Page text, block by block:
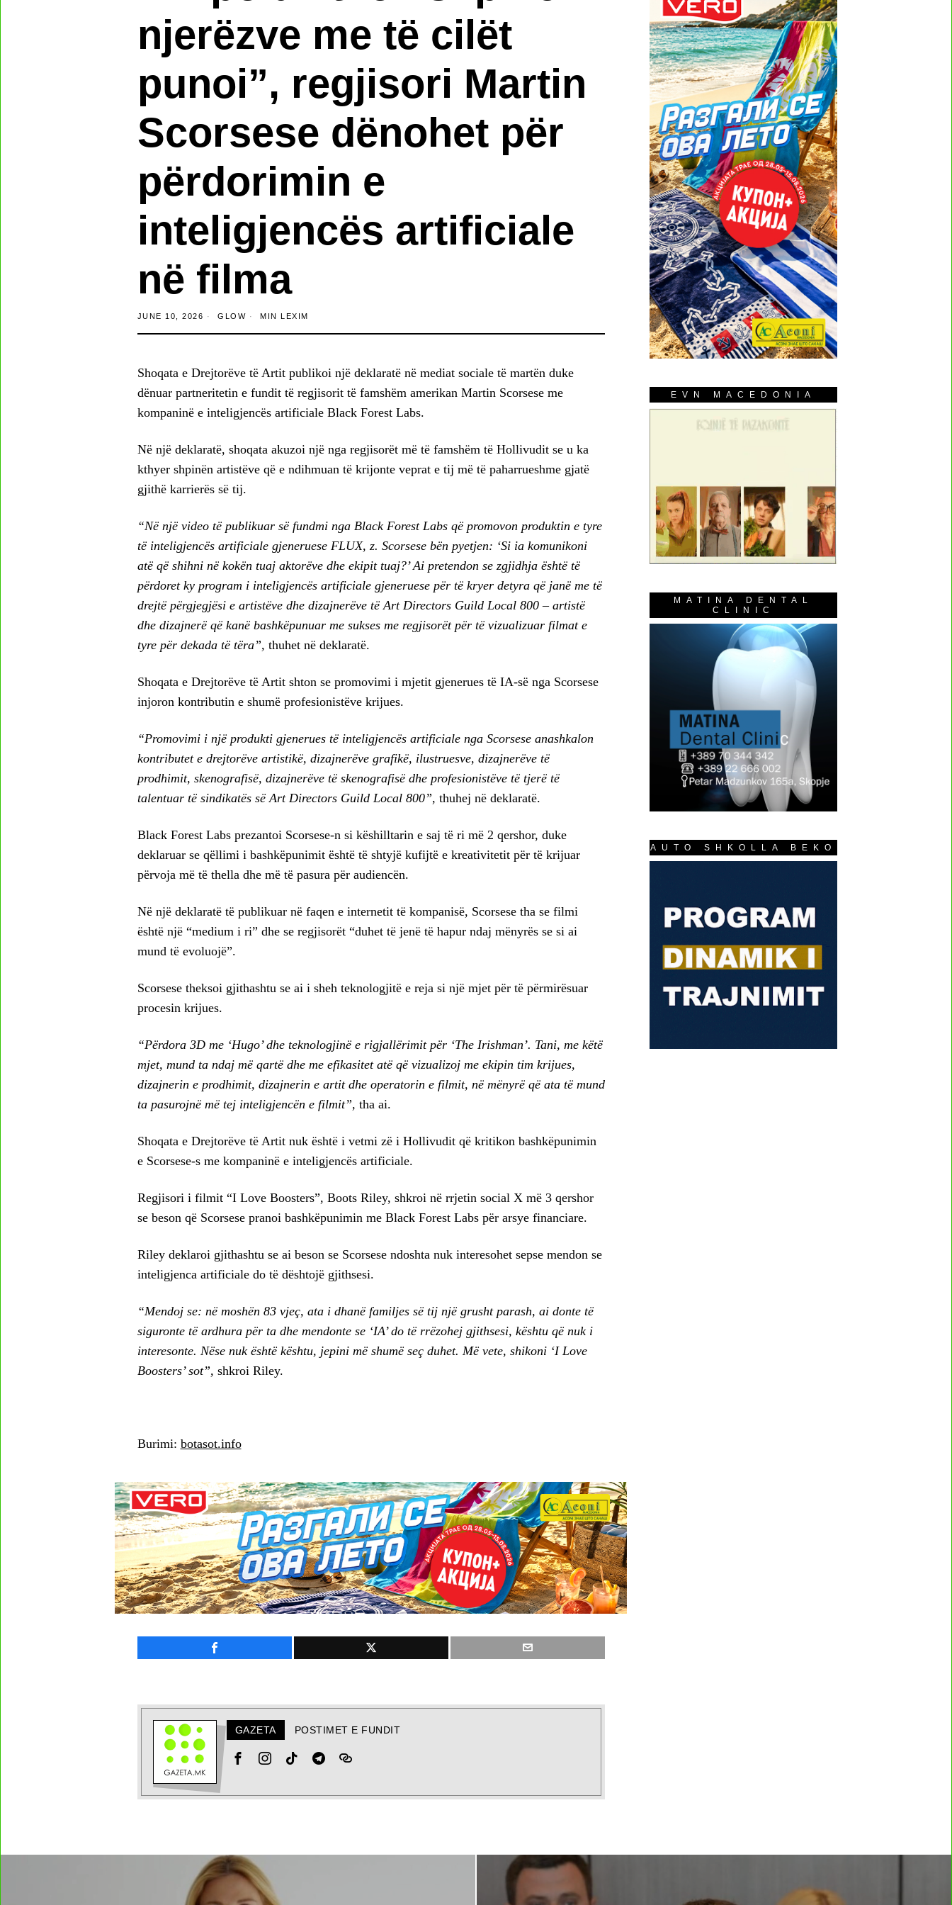
njerëzve me të cilët
punoi”, regjisori Martin
Scorsese dënohet për
përdorimin e
inteligjencës artificiale
në filma
JUNE 10, 2026 GLOW MIN LEXIM
Shoqata e Drejtorëve të Artit publikoi një deklaratë në mediat sociale të martën duke
dënuar partneritetin e fundit të regjisorit të famshëm amerikan Martin Scorsese me
kompaninë e inteligjencës artificiale Black Forest Labs.
Në një deklaratë, shoqata akuzoi një nga regjisorët më të famshëm të Hollivudit se u ka
kthyer shpinën artistëve që e ndihmuan të krijonte veprat e tij më të paharrueshme gjatë
gjithë karrierës së tij.
“Në një video të publikuar së fundmi nga Black Forest Labs që promovon produktin e tyre
të inteligjencës artificiale gjeneruese FLUX, z. Scorsese bën pyetjen: ‘Si ia komunikoni
atë që shihni në kokën tuaj aktorëve dhe ekipit tuaj?’ Ai pretendon se zgjidhja është të
përdoret ky program i inteligjencës artificiale gjeneruese për të kryer detyra që janë me të
drejtë përgjegjësi e artistëve dhe dizajnerëve të Art Directors Guild Local 800 – artistë
dhe dizajnerë që kanë bashkëpunuar me sukses me regjisorët për të vizualizuar filmat e
tyre për dekada të tëra”, thuhet në deklaratë.
Shoqata e Drejtorëve të Artit shton se promovimi i mjetit gjenerues të IA-së nga Scorsese
injoron kontributin e shumë profesionistëve krijues.
“Promovimi i një produkti gjenerues të inteligjencës artificiale nga Scorsese anashkalon
kontributet e drejtorëve artistikë, dizajnerëve grafikë, ilustruesve, dizajnerëve të
prodhimit, skenografisë, dizajnerëve të skenografisë dhe profesionistëve të tjerë të
talentuar të sindikatës së Art Directors Guild Local 800”, thuhej në deklaratë.
Black Forest Labs prezantoi Scorsese-n si këshilltarin e saj të ri më 2 qershor, duke
deklaruar se qëllimi i bashkëpunimit është të shtyjë kufijtë e kreativitetit për të krijuar
përvoja më të thella dhe më të pasura për audiencën.
Në një deklaratë të publikuar në faqen e internetit të kompanisë, Scorsese tha se filmi
është një “medium i ri” dhe se regjisorët “duhet të jenë të hapur ndaj mënyrës se si ai
mund të evoluojë”.
Scorsese theksoi gjithashtu se ai i sheh teknologjitë e reja si një mjet për të përmirësuar
procesin krijues.
“Përdora 3D me ‘Hugo’ dhe teknologjinë e rigjallërimit për ‘The Irishman’. Tani, me këtë
mjet, mund ta ndaj më qartë dhe me efikasitet atë që vizualizoj me ekipin tim krijues,
dizajnerin e prodhimit, dizajnerin e artit dhe operatorin e filmit, në mënyrë që ata të mund
ta pasurojnë më tej inteligjencën e filmit”, tha ai.
Shoqata e Drejtorëve të Artit nuk është i vetmi zë i Hollivudit që kritikon bashkëpunimin
e Scorsese-s me kompaninë e inteligjencës artificiale.
Regjisori i filmit “I Love Boosters”, Boots Riley, shkroi në rrjetin social X më 3 qershor
se beson që Scorsese pranoi bashkëpunimin me Black Forest Labs për arsye financiare.
Riley deklaroi gjithashtu se ai beson se Scorsese ndoshta nuk interesohet sepse mendon se
inteligjenca artificiale do të dështojë gjithsesi.
“Mendoj se: në moshën 83 vjeç, ata i dhanë familjes së tij një grusht parash, ai donte të
siguronte të ardhura për ta dhe mendonte se ‘IA’ do të rrëzohej gjithsesi, kështu që nuk i
interesonte. Nëse nuk është kështu, jepini më shumë seç duhet. Më vete, shikoni ‘I Love
Boosters’ sot”, shkroi Riley.
Burimi: botasot.info
GAZETA POSTIMET E FUNDIT
EVN MACEDONIA
MATINA DENTAL
CLINIC
AUTO SHKOLLA BEKO